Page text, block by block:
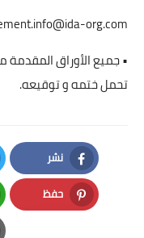
org.com
• جميع الأوراق
تحمل ختمه و توقيعه.
نشر
Facebook
حفظ
Pinterest